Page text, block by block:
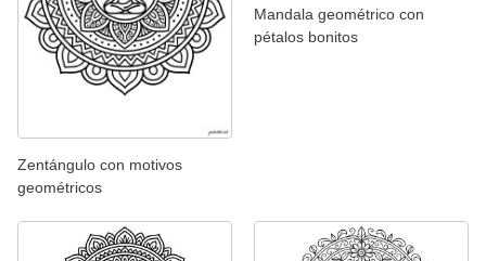
Zentángulo con motivos
geométricos
Mandala geométrico con
pétalos bonitos